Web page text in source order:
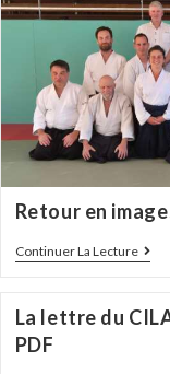
Retour en
Continuer La Lecture
La lettre du
PDF